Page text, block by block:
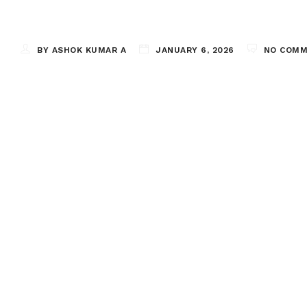
BY ASHOK KUMAR A JANUARY 6, 2026 NO